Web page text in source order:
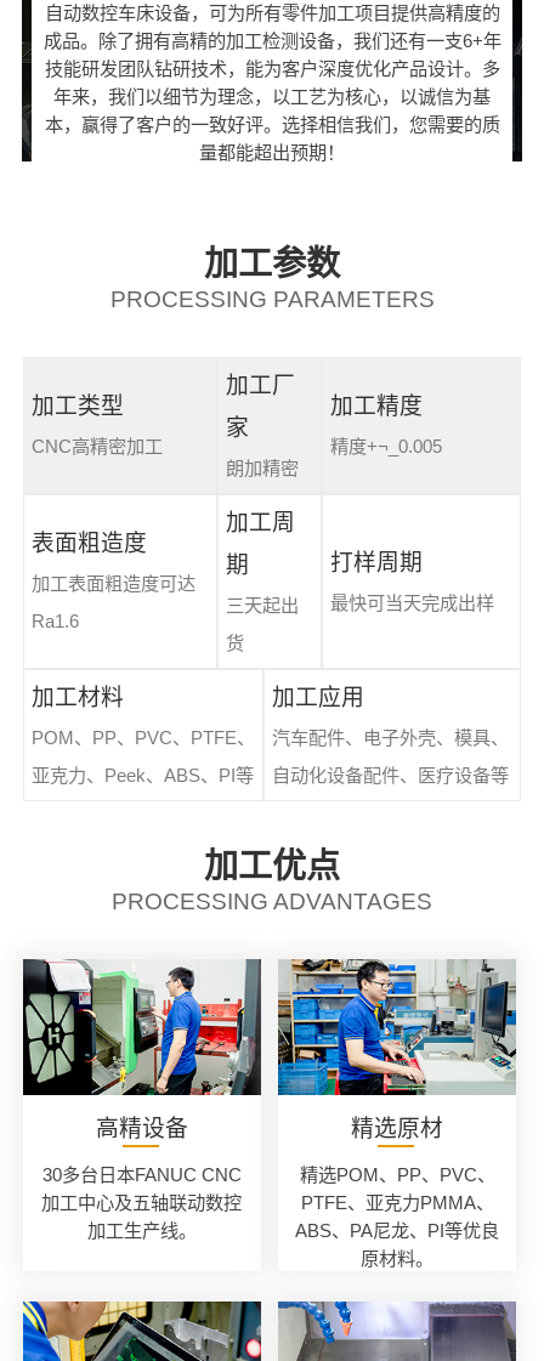
自动数控车床设备，可为所有零件加工项目提供高精度的
成品。除了拥有高精的加工检测设备，我们还有一支6+年
技能研发团队钻研技术，能为客户深度优化产品设计。多
年来，我们以细节为理念，以工艺为核心，以诚信为基
本，赢得了客户的一致好评。选择相信我们，您需要的质
量都能超出预期！
加工参数
PROCESSING PARAMETERS
加工类型
CNC高精密加工
加工厂
家
朗加精密
加工精度
精度+¬_0.005
表面粗造度
加工表面粗造度可达
Ra1.6
加工周
期
三天起出
货
打样周期
最快可当天完成出样
加工材料
POM、PP、PVC、PTFE、
亚克力、Peek、ABS、PI等
加工应用
汽车配件、电子外壳、模具、
自动化设备配件、医疗设备等
加工优点
PROCESSING ADVANTAGES
高精设备
30多台日本FANUC CNC
加工中心及五轴联动数控
加工生产线。
精选原材
精选POM、PP、PVC、
PTFE、亚克力PMMA、
ABS、PA尼龙、PI等优良
原材料。